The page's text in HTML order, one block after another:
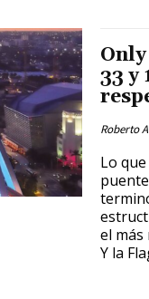
33 y
Roberto
Lo
el más
Y la